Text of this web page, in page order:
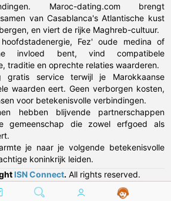
Maroc-dating.com brengt
van Casablanca's Atlantische kust
en viert de rijke Maghreb-cultuur.
Fez' oude medina of
invloed bent, vind compatibele
traditie en oprechte relaties waarderen.
gratis service terwijl je Marokkaanse
waarden eert. Geen verborgen kosten,
voor betekenisvolle verbindingen.
hebben blijvende partnerschappen
gemeenschap die zowel erfgoed als
je naar je volgende betekenisvolle
koninkrijk leiden.
ISN Connect. All rights reserved.